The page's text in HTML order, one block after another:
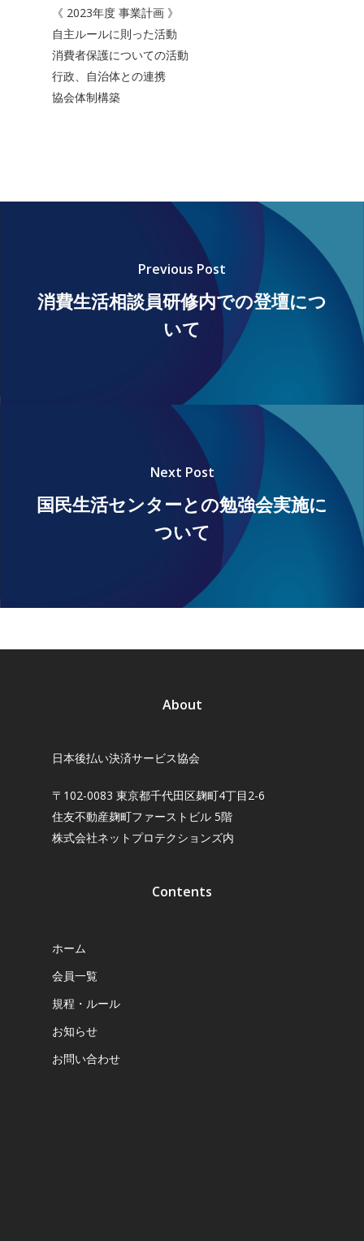
《 2023年度 事業計画 》
自主ルールに則った活動
消費者保護についての活動
行政、自治体との連携
協会体制構築
Previous Post
消費生活相談員研修内での登壇につ
いて
Next Post
国民生活センターとの勉強会実施に
ついて
About
日本後払い決済サービス協会
〒102-0083 東京都千代田区麹町4丁目2-6
住友不動産麹町ファーストビル 5階
株式会社ネットプロテクションズ内
Contents
ホーム
会員一覧
規程・ルール
お知らせ
お問い合わせ
会員一覧
規程・ルール
お知らせ
お問い合わせ